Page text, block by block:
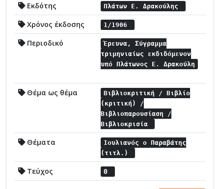
Εκδότης Πλάτων Ε. Δρακούλης
Χρόνος έκδοσης 1/1906
Περιοδικό
Έρευνα, Σύγραμμα
τριμηνιαίως εκδιδόμενον
υπό Πλάτωνος Ε. Δρακούλη
Θέμα ως θέμα
Βιβλιοκριτική / Βιβλίο
(κριτική) /
Βιβλιοπαρουσίαση /
Βιβλιοκρισία
Θέματα
Ιουλιανός ο Παραβάτης
(τιτλ.)
Τεύχος Θ